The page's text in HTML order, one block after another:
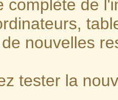
complète de
nouvelles
tester la